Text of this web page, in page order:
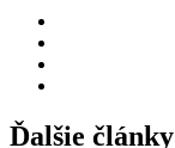
Ďalšie články